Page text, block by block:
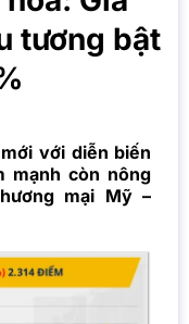
tương bật
với diễn biến
mạnh còn nông
mại Mỹ –